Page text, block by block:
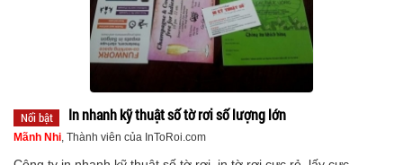
Nổi bật In nhanh kỹ thuật số tờ rơi số lượng lớn
Mãnh Nhi , Thành viên của InToRoi.com